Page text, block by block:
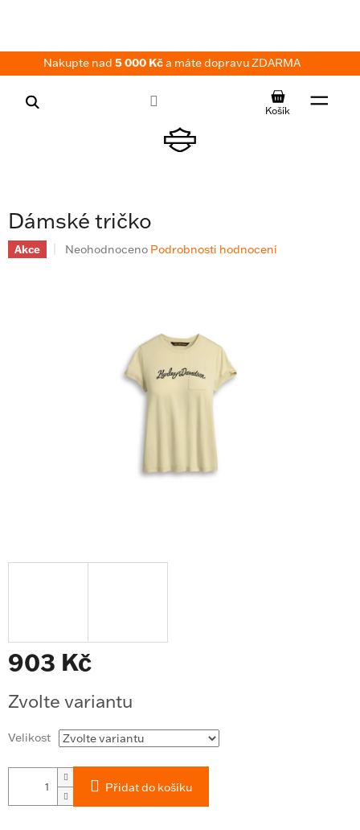
Nakupte nad 5 000 Kča máte dopravu ZDARMA
NÁKUPNÍ
KOŠÍK
Dámské tričko
Akce
Průměrné
Neohodnoceno Podrobnosti hodnocení
903 Kč
cena:
Zvolte variantu
Velikost
Přidat do košíku